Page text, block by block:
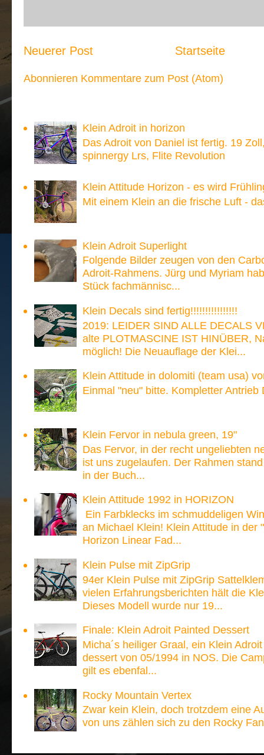
Neuerer Post Startseite
Abonnieren Kommentare zum Post (Atom)
Klein Adroit in horizon
Das Adroit von Daniel ist fertig. 19
spinnergy Lrs, Flite Revolution
Klein Attitude Horizon - es wird
Mit einem Klein an die frische Luft -
Klein Adroit Superlight
Folgende Bilder zeugen von den
Adroit-Rahmens. Jürg und Myriam
Stück fachmännisc...
Klein Decals sind fertig!!!!!!!!!!!!!!!!
2019: LEIDER SIND ALLE DECALS
alte PLOTMASCINE IST HINÜBER,
möglich! Die Neuauflage der Klei...
Klein Attitude in dolomiti (team usa)
Einmal "neu" bitte. Kompletter Antrieb
Klein Fervor in nebula green, 19"
Das Fervor, in der recht ungeliebten
ist uns zugelaufen. Der Rahmen
in der Buch...
Klein Attitude 1992 in HORIZON
Ein Farbklecks im schmuddeligen
an Michael Klein! Klein Attitude in der
Horizon Linear Fad...
Klein Pulse mit ZipGrip
94er Klein Pulse mit ZipGrip
vielen Erfahrungsberichten hält die
Dieses Modell wurde nur 19...
Finale: Klein Adroit Painted Dessert
Micha´s heiliger Graal, ein Klein
dessert von 05/1994 in NOS. Die
gilt es ebenfal...
Rocky Mountain Vertex
Zwar kein Klein, doch trotzdem eine
von uns zählen sich zu den Rocky